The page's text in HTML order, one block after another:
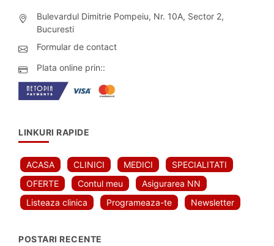
Bulevardul Dimitrie Pompeiu, Nr. 10A, Sector 2,
Bucuresti
Formular de contact
Plata online prin::
LINKURI RAPIDE
ACASA CLINICI MEDICI
SPECIALITATI
OFERTE
Contul meu
Asigurarea NN
Listeaza clinica
Programeaza-te Newsletter
POSTARI RECENTE